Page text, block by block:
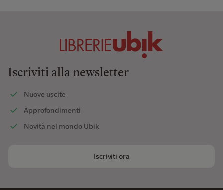
Iscriviti alla newsletter
Nuove uscite
Approfondimenti
Novità nel mondo Ubik
Iscriviti ora